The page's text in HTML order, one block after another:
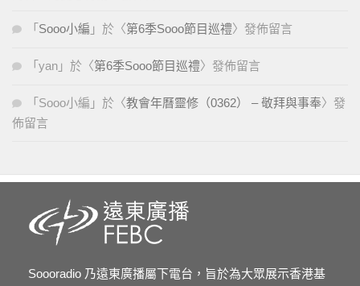
「 Sooo小編 」於〈第6季Sooo節目巡禮〉發佈留言
「 yan 」於〈第6季Sooo節目巡禮〉發佈留言
「 Sooo小編 」於〈教會年曆靈修（0362） – 敬拜與事奉〉發
佈留言
Soooradio 乃遠東廣播屬下電台，旨於為大眾展示香港基